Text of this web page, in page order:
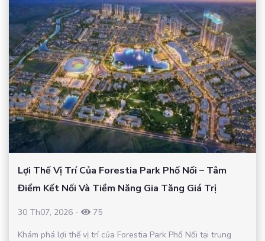
Lợi Thế Vị Trí Của Forestia Park Phố Nối – Tâm
Điểm Kết Nối Và Tiềm Năng Gia Tăng Giá Trị
30 Th07, 2026 -
75
Khám phá lợi thế vị trí của Forestia Park Phố Nối tại trung